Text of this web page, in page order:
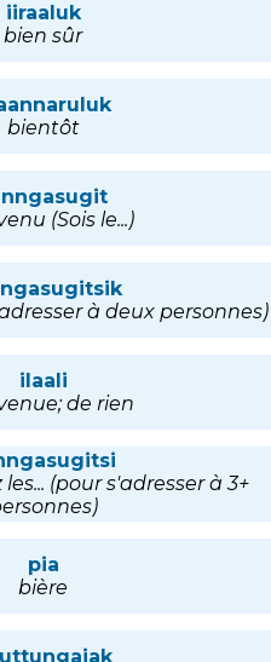
iiraaluk
bien sûr
bientôt
(Sois le...)
à deux personnes)
ilaali
de rien
(pour s'adresser à 3+
pia
bière